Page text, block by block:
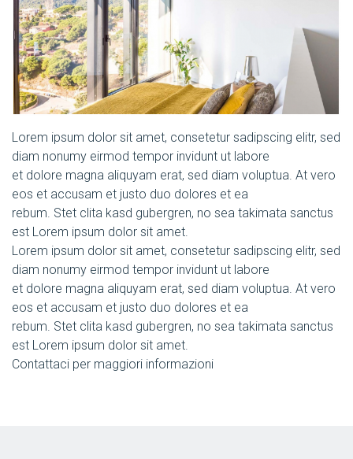
Lorem ipsum dolor sit amet, consetetur sadipscing elitr, sed
diam nonumy eirmod tempor invidunt ut labore
et dolore magna aliquyam erat, sed diam voluptua. At vero
eos et accusam et justo duo dolores et ea
rebum. Stet clita kasd gubergren, no sea takimata sanctus
est Lorem ipsum dolor sit amet.
Lorem ipsum dolor sit amet, consetetur sadipscing elitr, sed
diam nonumy eirmod tempor invidunt ut labore
et dolore magna aliquyam erat, sed diam voluptua. At vero
eos et accusam et justo duo dolores et ea
rebum. Stet clita kasd gubergren, no sea takimata sanctus
est Lorem ipsum dolor sit amet.
Contattaci per maggiori informazioni